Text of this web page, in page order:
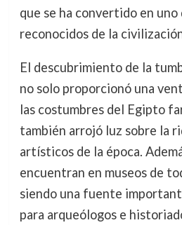
que se ha convertido en uno
reconocidos de la
El descubrimiento de la
no solo proporcionó una
las costumbres del Egipto
también arrojó luz sobre la
artísticos de la época.
encuentran en museos de
siendo una fuente
para arqueólogos e